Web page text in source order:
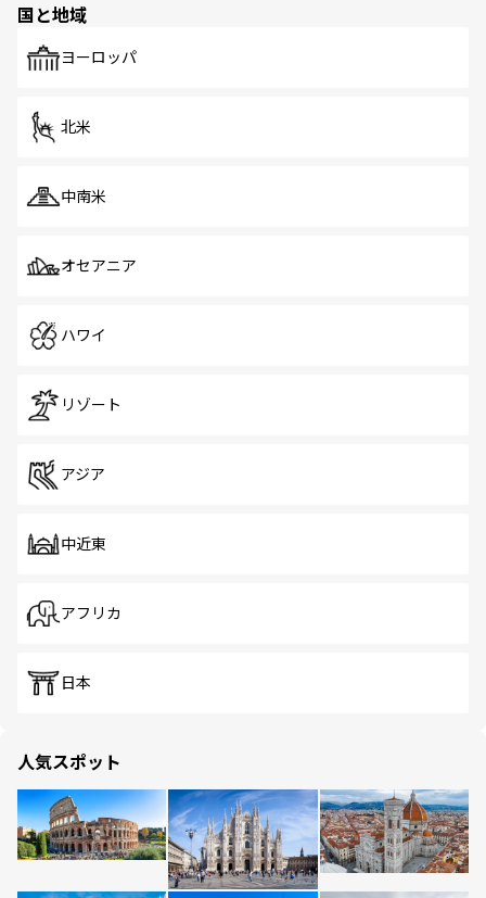
で、ホーカーズは地元の風情を楽しめる外せないスポット
国と地域
ヨーロッパ
北米
中南米
オセアニア
ハワイ
リゾート
アジア
中近東
アフリカ
日本
人気スポット